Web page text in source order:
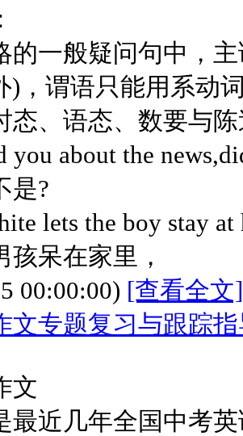
般疑问句中，主
)，谓语只能用系动
态、语态、数要与
about the
是?
lets the boy stay at
孩呆在家里，
00:00:00) [查看全文]
文专题复习与跟踪
文
最近几年全国中考